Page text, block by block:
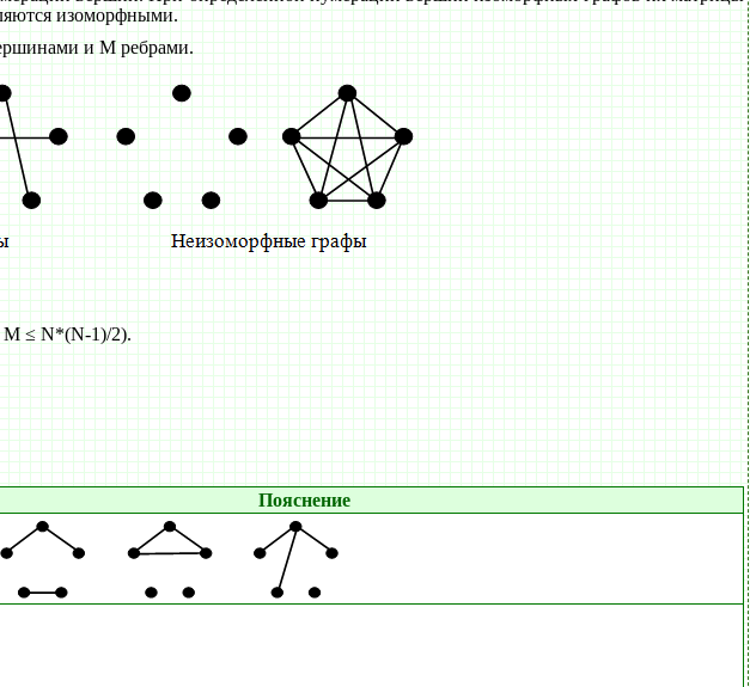
изоморфными.
и M ребрами.
M ≤ N*(N-1)/2).
Пояснение